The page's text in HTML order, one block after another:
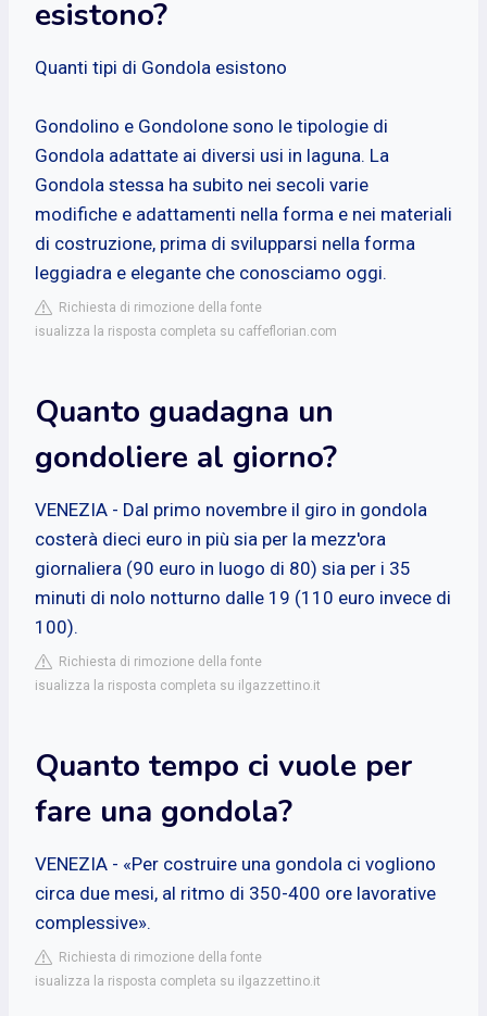
esistono?
Quanti tipi di Gondola esistono
Gondolino e Gondolone sono le tipologie di
Gondola adattate ai diversi usi in laguna. La
Gondola stessa ha subito nei secoli varie
modifiche e adattamenti nella forma e nei materiali
di costruzione, prima di svilupparsi nella forma
leggiadra e elegante che conosciamo oggi.
Richiesta di rimozione della fonte
isualizza la risposta completa su caffeflorian.com
Quanto guadagna un
gondoliere al giorno?
VENEZIA - Dal primo novembre il giro in gondola
costerà dieci euro in più sia per la mezz'ora
giornaliera (90 euro in luogo di 80) sia per i 35
minuti di nolo notturno dalle 19 (110 euro invece di
100).
Richiesta di rimozione della fonte
isualizza la risposta completa su ilgazzettino.it
Quanto tempo ci vuole per
fare una gondola?
VENEZIA - «Per costruire una gondola ci vogliono
circa due mesi, al ritmo di 350-400 ore lavorative
complessive».
Richiesta di rimozione della fonte
isualizza la risposta completa su ilgazzettino.it